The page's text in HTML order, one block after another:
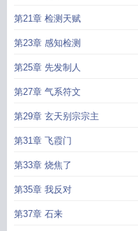
第21章 检测天赋
第23章 感知检测
第25章 先发制人
第27章 气系符文
第29章 玄天别宗宗主
第31章 飞霞门
第33章 烧焦了
第35章 我反对
第37章 石来